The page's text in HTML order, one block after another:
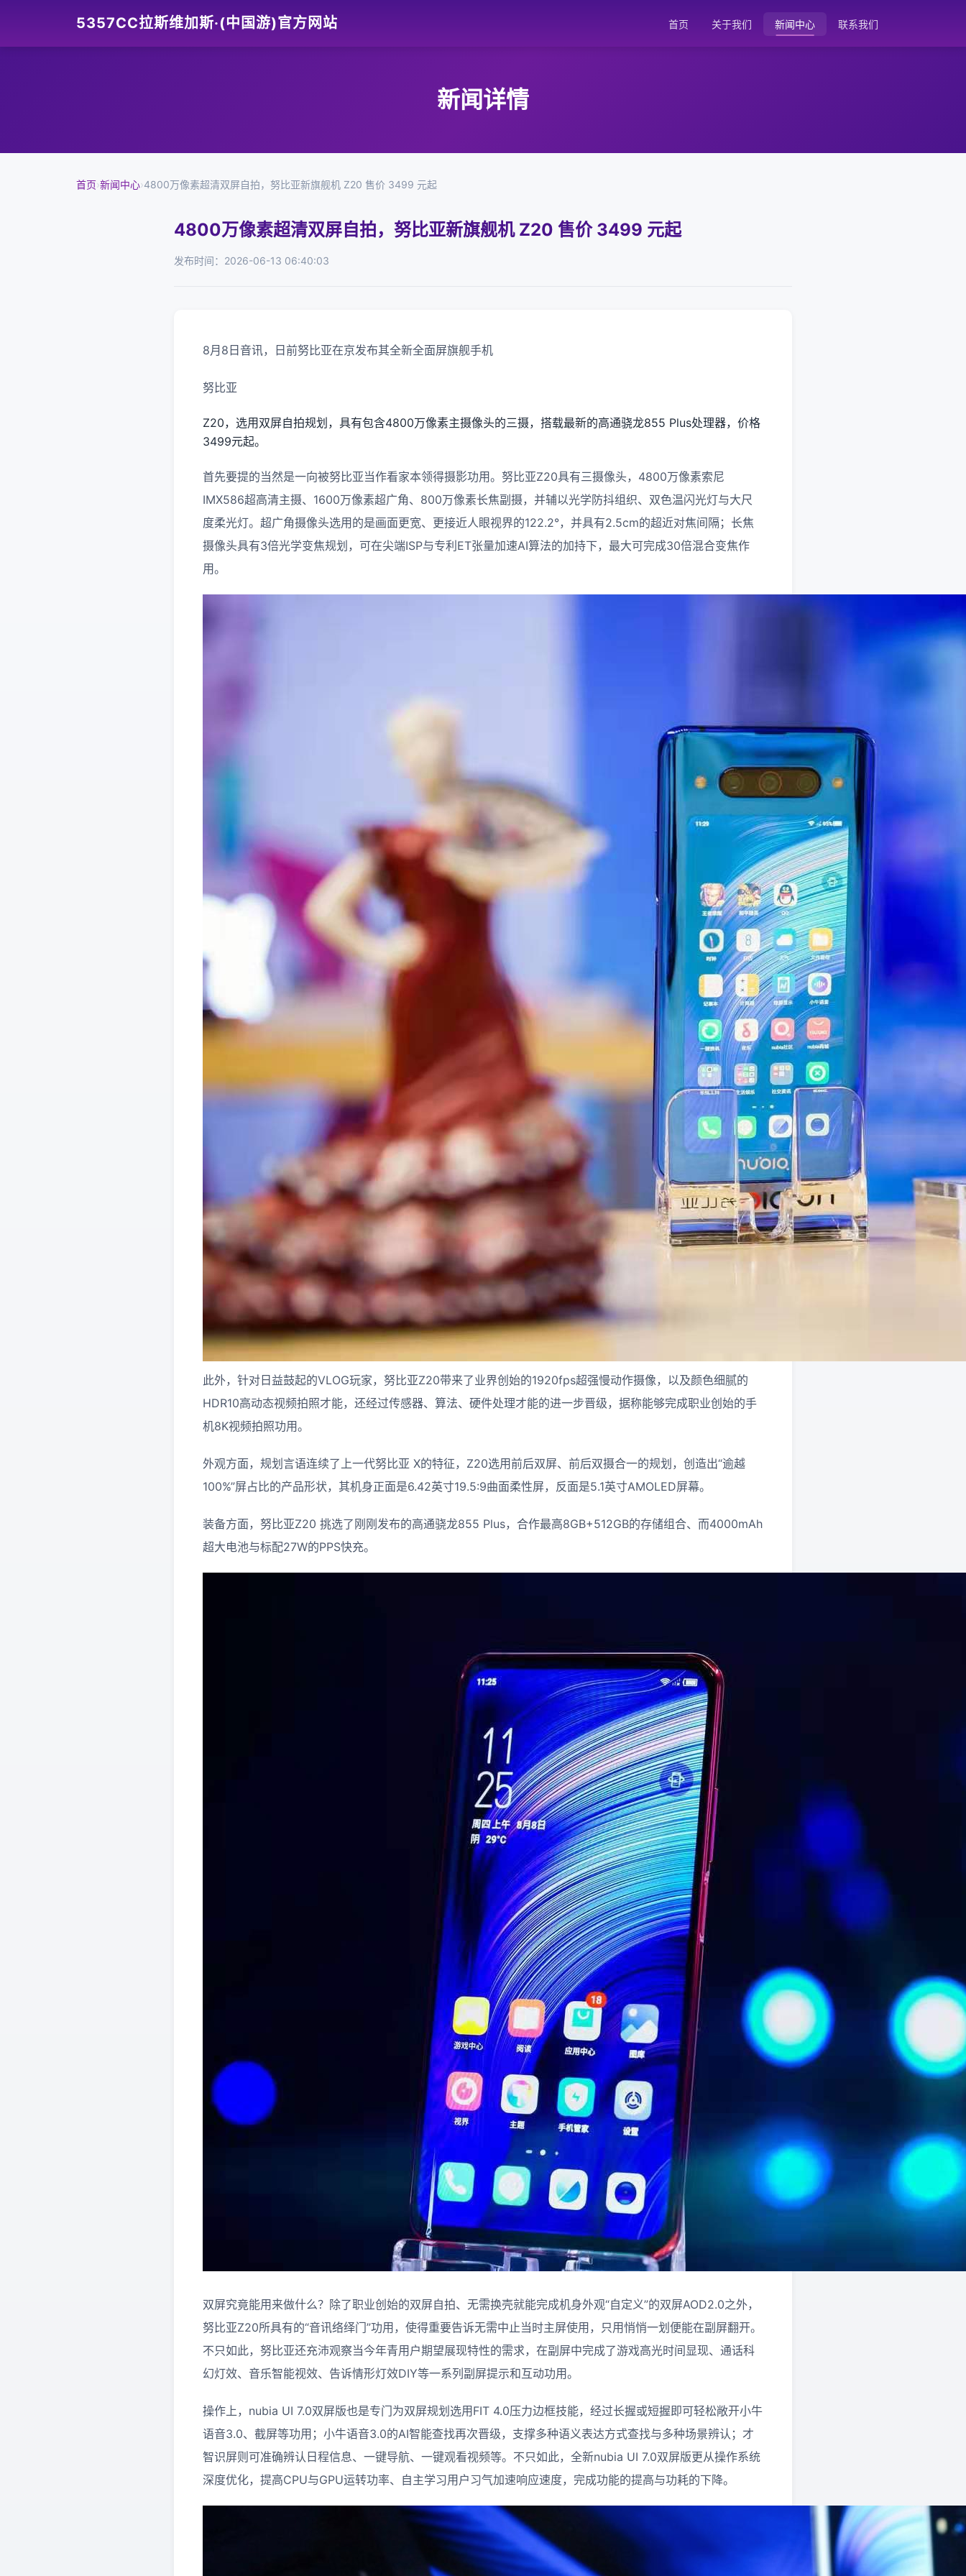
5357CC拉斯维加斯·(中国游)官方网站 首页 关于我们 新闻中心 联系我们
新闻详情
首页›新闻中心›4800万像素超清双屏自拍，努比亚新旗舰机 Z20 售价 3499 元起
4800万像素超清双屏自拍，努比亚新旗舰机 Z20 售价 3499 元起
发布时间：2026-06-13 06:40:03
8月8日音讯，日前努比亚在京发布其全新全面屏旗舰手机
努比亚
Z20，选用双屏自拍规划，具有包含4800万像素主摄像头的三摄，搭载最新的高通骁龙855 Plus处理器，价格
3499元起。
首先要提的当然是一向被努比亚当作看家本领得摄影功用。努比亚Z20具有三摄像头，4800万像素索尼
IMX586超高清主摄、1600万像素超广角、800万像素长焦副摄，并辅以光学防抖组织、双色温闪光灯与大尺
度柔光灯。超广角摄像头选用的是画面更宽、更接近人眼视界的122.2°，并具有2.5cm的超近对焦间隔；长焦
摄像头具有3倍光学变焦规划，可在尖端ISP与专利ET张量加速AI算法的加持下，最大可完成30倍混合变焦作
用。
此外，针对日益鼓起的VLOG玩家，努比亚Z20带来了业界创始的1920fps超强慢动作摄像，以及颜色细腻的
HDR10高动态视频拍照才能，还经过传感器、算法、硬件处理才能的进一步晋级，据称能够完成职业创始的手
机8K视频拍照功用。
外观方面，规划言语连续了上一代努比亚 X的特征，Z20选用前后双屏、前后双摄合一的规划，创造出“逾越
100%”屏占比的产品形状，其机身正面是6.42英寸19.5:9曲面柔性屏，反面是5.1英寸AMOLED屏幕。
装备方面，努比亚Z20 挑选了刚刚发布的高通骁龙855 Plus，合作最高8GB+512GB的存储组合、而4000mAh
超大电池与标配27W的PPS快充。
双屏究竟能用来做什么？除了职业创始的双屏自拍、无需换壳就能完成机身外观“自定义”的双屏AOD2.0之外，
努比亚Z20所具有的“音讯络绎门”功用，使得重要告诉无需中止当时主屏使用，只用悄悄一划便能在副屏翻开。
不只如此，努比亚还充沛观察当今年青用户期望展现特性的需求，在副屏中完成了游戏高光时间显现、通话科
幻灯效、音乐智能视效、告诉情形灯效DIY等一系列副屏提示和互动功用。
操作上，nubia UI 7.0双屏版也是专门为双屏规划选用FIT 4.0压力边框技能，经过长握或短握即可轻松敞开小牛
语音3.0、截屏等功用；小牛语音3.0的AI智能查找再次晋级，支撑多种语义表达方式查找与多种场景辨认；才
智识屏则可准确辨认日程信息、一键导航、一键观看视频等。不只如此，全新nubia UI 7.0双屏版更从操作系统
深度优化，提高CPU与GPU运转功率、自主学习用户习气加速响应速度，完成功能的提高与功耗的下降。